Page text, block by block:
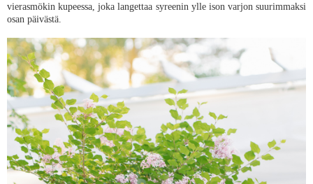
vierasmökin kupeessa, joka langettaa syreenin ylle ison varjon suurimmaksi
osan päivästä.